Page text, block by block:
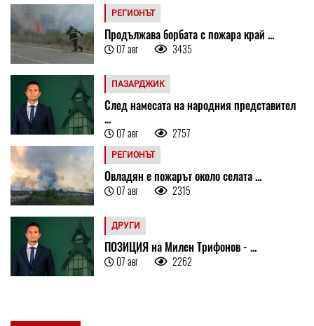
РЕГИОНЪТ
Продължава борбата с пожара край ...
07 авг 3435
ПАЗАРДЖИК
След намесата на народния представител
...
07 авг 2757
РЕГИОНЪТ
Овладян е пожарът около селата ...
07 авг 2315
ДРУГИ
ПОЗИЦИЯ на Милен Трифонов - ...
07 авг 2262